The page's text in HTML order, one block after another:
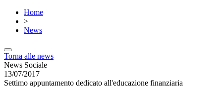
Home
>
News
Torna alle news
News Sociale
13/07/2017
Settimo appuntamento dedicato all'educazione finanziaria